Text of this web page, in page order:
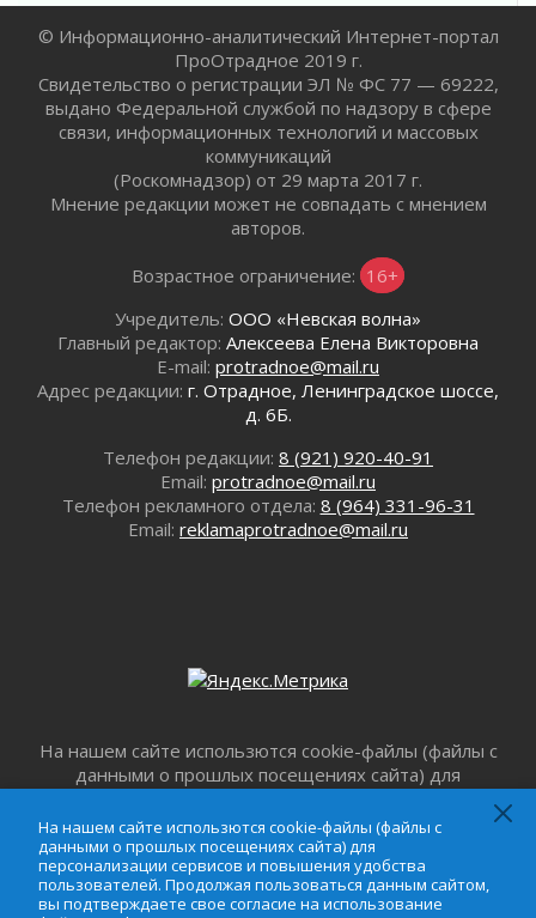
03 августа 2026
Клюква наливается, но в корзинку пока не
просится
03 августа 2026
Строительные компании Ленобласти
подняли зарплаты почти на 40% за год
03 августа 2026
Шесть новых жизней в честь дня рождения
Ленинградской области
03 августа 2026
Уроки безопасности для детей и взрослых
03 августа 2026
Ленобласть отмечает День Воздушно-
десантных войск
«Активное лето»
Ленобласть отметила заслуги жителей перед
регионом и страной
Ленинградской области о неоплаченных
Пропавшего подростка нашли в Кировском
районе Ленобласти
Жителям Ленобласти напомнили, как
действовать при укусе клеща
02 августа 2026
© Информационно-аналитический Интернет-портал
ПроОтрадное 2019 г.
Свидетельство о регистрации ЭЛ № ФС 77 — 69222,
выдано Федеральной службой по надзору в сфере
связи, информационных технологий и массовых
коммуникаций
(Роскомнадзор) от 29 марта 2017 г.
Мнение редакции может не совпадать с мнением
авторов.
Возрастное ограничение: 16+
Учредитель: ООО «Невская волна»
Главный редактор: Алексеева Елена Викторовна
E-mail: protradnoe@mail.ru
Адрес редакции: г. Отрадное, Ленинградское шоссе,
д. 6Б.
Телефон редакции: 8 (921) 920-40-91
Email: protradnoe@mail.ru
Телефон рекламного отдела: 8 (964) 331-96-31
Email: reklamaprotradnoe@mail.ru
На нашем сайте использются cookie-файлы (файлы с
данными о прошлых посещениях сайта) для
пользователей. Продолжая пользоваться данным
сайтом, вы подтверждаете свое согласие на
использование файлов cookie в соответствии с
настоящим уведомлением,Пользовательским
На нашем сайте использются cookie-файлы (файлы с
данными о прошлых посещениях сайта) для
персонализации сервисов и повышения удобства
пользователей. Продолжая пользоваться данным сайтом,
вы подтверждаете свое согласие на использование